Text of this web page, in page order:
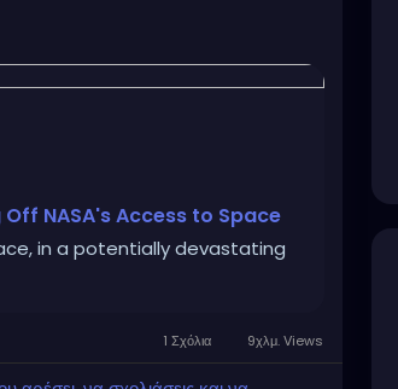
NASA's Access to Space
in a potentially devastating
1 Σχόλια 9χλμ. Views